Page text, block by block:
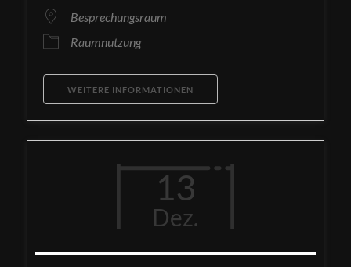
Besprechungsraum
Raumnutzung
WEITERE INFORMATIONEN
13
Dez.